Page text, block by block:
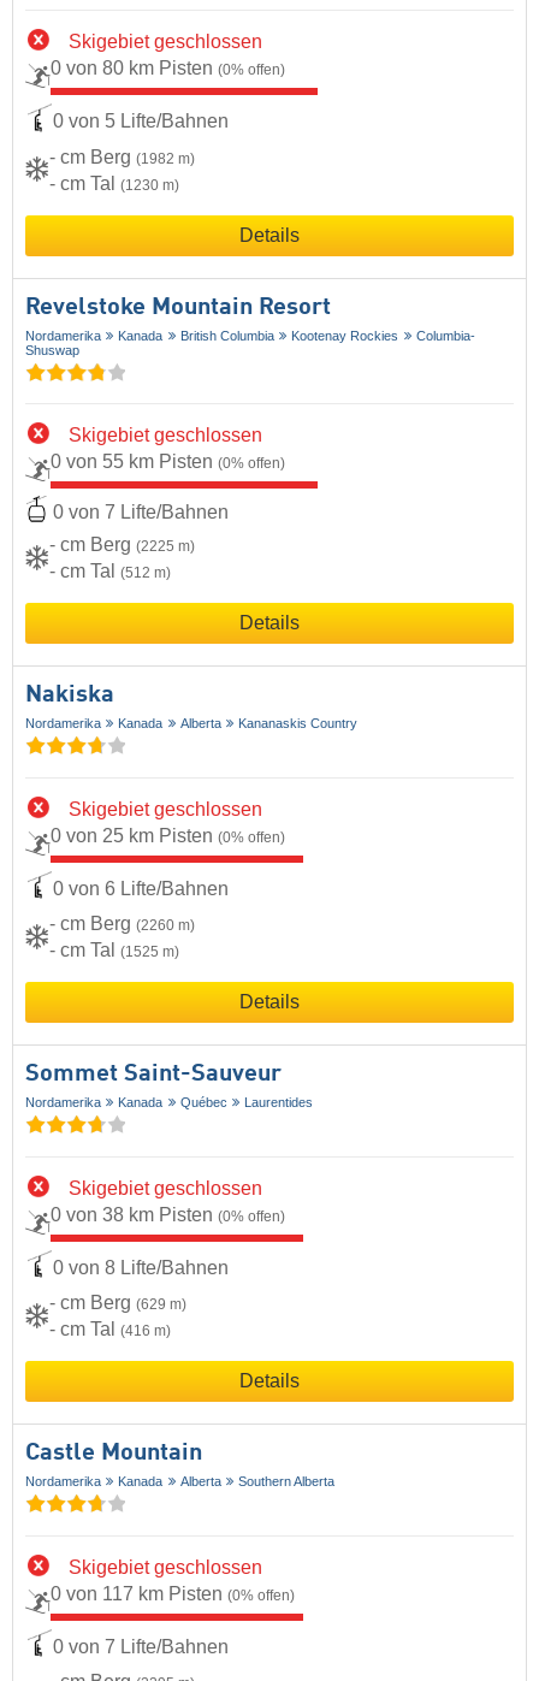
Skigebiet geschlossen
0 von 80 km Pisten (0% offen)
0 von 5 Lifte/Bahnen
- cm Berg (1982 m)
- cm Tal (1230 m)
Details
Revelstoke Mountain Resort
Nordamerika Kanada British Columbia Kootenay Rockies
Columbia-
Shuswap
Skigebiet geschlossen
0 von 55 km Pisten (0% offen)
0 von 7 Lifte/Bahnen
- cm Berg (2225 m)
- cm Tal (512 m)
Details
Nakiska
Nordamerika Kanada Alberta Kananaskis Country
Skigebiet geschlossen
0 von 25 km Pisten (0% offen)
0 von 6 Lifte/Bahnen
- cm Berg (2260 m)
- cm Tal (1525 m)
Details
Sommet Saint-Sauveur
Nordamerika Kanada Québec Laurentides
Skigebiet geschlossen
0 von 38 km Pisten (0% offen)
0 von 8 Lifte/Bahnen
- cm Berg (629 m)
- cm Tal (416 m)
Details
Castle Mountain
Nordamerika Kanada Alberta Southern Alberta
Skigebiet geschlossen
0 von 117 km Pisten (0% offen)
0 von 7 Lifte/Bahnen